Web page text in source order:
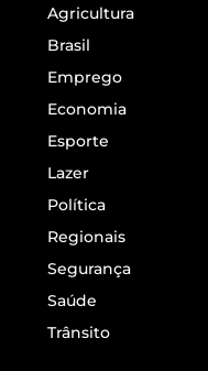
Agricultura
Brasil
Emprego
Economia
Esporte
Lazer
Política
Regionais
Segurança
Saúde
Trânsito